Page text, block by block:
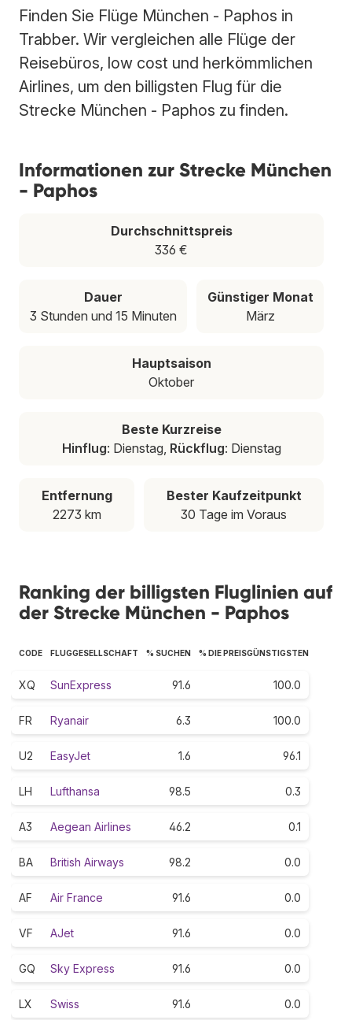
Finden Sie Flüge München - Paphos in
Trabber. Wir vergleichen alle Flüge der
Reisebüros, low cost und herkömmlichen
Airlines, um den billigsten Flug für die
Strecke München - Paphos zu finden.
Informationen zur Strecke München
- Paphos
Durchschnittspreis
336 €
Dauer
3 Stunden und 15 Minuten
Günstiger Monat
März
Hauptsaison
Oktober
Beste Kurzreise
Hinflug: Dienstag, Rückflug: Dienstag
Entfernung
2273 km
Bester Kaufzeitpunkt
30 Tage im Voraus
Ranking der billigsten Fluglinien auf
der Strecke München - Paphos
CODE FLUGGESELLSCHAFT % SUCHEN % DIE PREISGÜNSTIGSTEN
XQ SunExpress 91.6 100.0
FR Ryanair 6.3 100.0
U2 EasyJet 1.6 96.1
LH Lufthansa 98.5 0.3
A3 Aegean Airlines 46.2 0.1
BA British Airways 98.2 0.0
AF Air France 91.6 0.0
VF AJet 91.6 0.0
GQ Sky Express 91.6 0.0
LX Swiss 91.6 0.0